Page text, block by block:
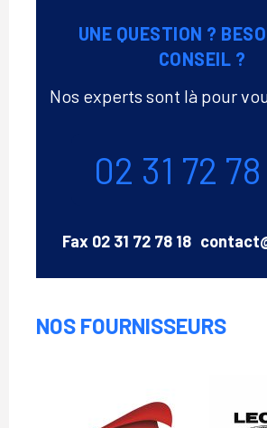
UNE QUESTION ?
CONSEIL ?
Nos experts sont là pour
02 31 72
Fax 02 31 72 78 18 Email
NOS FOURNISSEURS